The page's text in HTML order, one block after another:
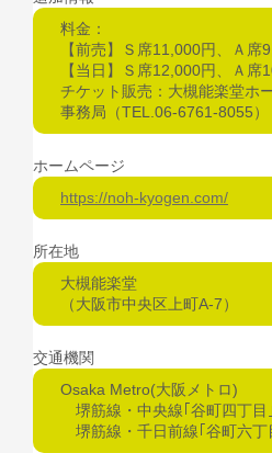
料金：
【前売】Ｓ席11,000円、Ａ席
【当日】Ｓ席12,000円、Ａ席
チケット販売：大槻能楽堂ホ
事務局（TEL.06-6761-8055）
ホームページ
https://noh-kyogen.com/
所在地
大槻能楽堂
（大阪市中央区上町A-7）
交通機関
Osaka Metro(大阪メトロ)
堺筋線・中央線｢谷町四丁目
堺筋線・千日前線｢谷町六丁